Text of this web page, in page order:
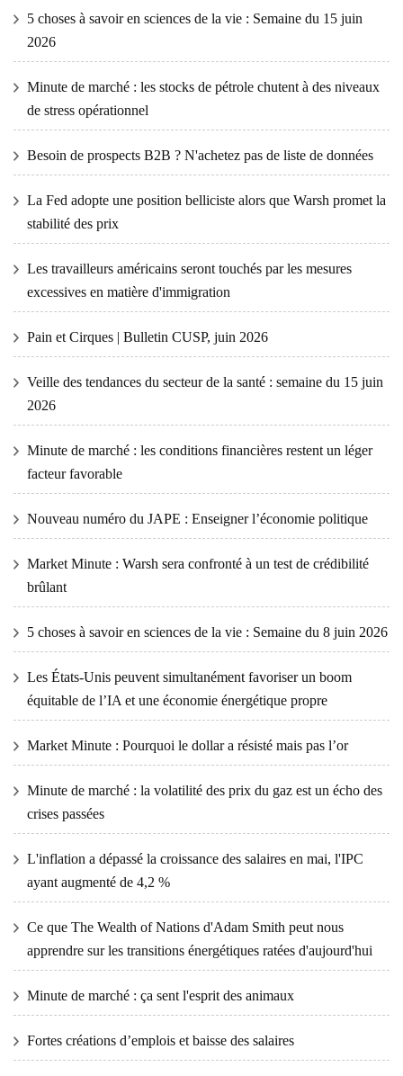
5 choses à savoir en sciences de la vie : Semaine du 15 juin
2026
Minute de marché : les stocks de pétrole chutent à des niveaux
de stress opérationnel
Besoin de prospects B2B ? N'achetez pas de liste de données
La Fed adopte une position belliciste alors que Warsh promet la
stabilité des prix
Les travailleurs américains seront touchés par les mesures
excessives en matière d'immigration
Pain et Cirques | Bulletin CUSP, juin 2026
Veille des tendances du secteur de la santé : semaine du 15 juin
2026
Minute de marché : les conditions financières restent un léger
facteur favorable
Nouveau numéro du JAPE : Enseigner l’économie politique
Market Minute : Warsh sera confronté à un test de crédibilité
brûlant
5 choses à savoir en sciences de la vie : Semaine du 8 juin 2026
Les États-Unis peuvent simultanément favoriser un boom
équitable de l’IA et une économie énergétique propre
Market Minute : Pourquoi le dollar a résisté mais pas l’or
Minute de marché : la volatilité des prix du gaz est un écho des
crises passées
L'inflation a dépassé la croissance des salaires en mai, l'IPC
ayant augmenté de 4,2 %
Ce que The Wealth of Nations d'Adam Smith peut nous
apprendre sur les transitions énergétiques ratées d'aujourd'hui
Minute de marché : ça sent l'esprit des animaux
Fortes créations d’emplois et baisse des salaires